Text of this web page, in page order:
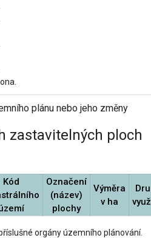
plánu nebo jeho změny
zastavitelných ploch
Kód
Označení
(název)
plochy
Výměra
v ha
orgány územního plánování.